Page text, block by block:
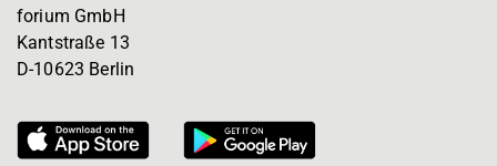
forium GmbH
Kantstraße 13
D-10623 Berlin